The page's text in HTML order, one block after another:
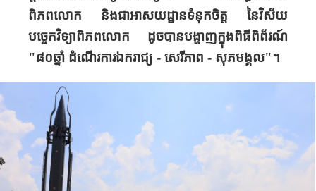
ពិភពលោក និង​ជាអាសយដ្ឋាន​ទំនុក​ចិត្ត​ នៃវិស័យ​
បច្ចេកវិទ្យាពិភពលោក ដូច​បាន​បង្ហាញ​ក្នុងពិធី​ពិព័រណ៍
"៨០ឆ្នាំ ដំណើរការ​ឯករាជ្យ - សេរីភាព - សុភមង្គល"។